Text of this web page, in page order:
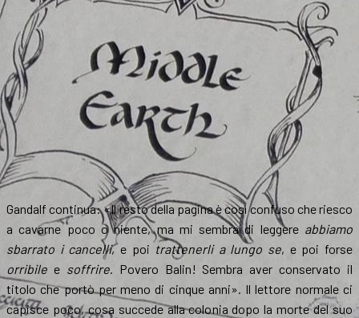
Gandalf continua: «Il resto della pagina è così confuso che riesco
a cavarne poco o niente, ma mi sembra di leggere abbiamo
sbarrato i cancelli, e poi trattenerli a lungo se, e poi forse
orribile e soffrire. Povero Balin! Sembra aver conservato il
titolo che portò per meno di cinque anni». Il lettore normale ci
capisce poco, cosa succede alla colonia dopo la morte del suo